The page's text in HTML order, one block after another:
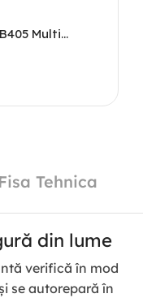
Xerox Versalink B405 Multifunction Printer
Fisa Tehnica
din lume
verifică în mod
se autorepară în